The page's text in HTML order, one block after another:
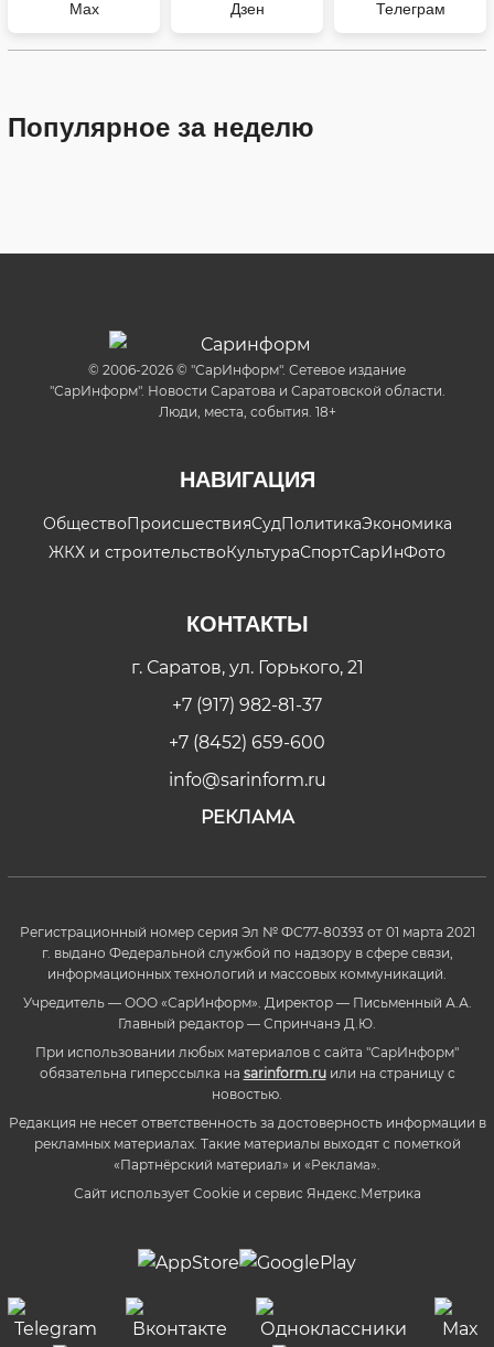
Max Дзен Телеграм
Популярное за неделю
© 2006-2026 © "СарИнформ". Сетевое издание
"СарИнформ". Новости Саратова и Саратовской области.
Люди, места, события. 18+
НАВИГАЦИЯ
ОбществоПроисшествияСудПолитикаЭкономика
ЖКХ и строительствоКультураСпортСарИнФото
КОНТАКТЫ
г. Саратов, ул. Горького, 21
+7 (917) 982-81-37
+7 (8452) 659-600
info@sarinform.ru
РЕКЛАМА
Регистрационный номер серия Эл № ФС77-80393 от 01 марта 2021
г. выдано Федеральной службой по надзору в сфере связи,
информационных технологий и массовых коммуникаций.
Учредитель — ООО «СарИнформ». Директор — Письменный А.А.
Главный редактор — Спринчанэ Д.Ю.
При использовании любых материалов с сайта "СарИнформ"
обязательна гиперссылка на sarinform.ruили на страницу с
новостью.
Редакция не несет ответственность за достоверность информации в
рекламных материалах. Такие материалы выходят с пометкой
«Партнёрский материал» и «Реклама».
Сайт использует Cookie и сервиc Яндекс.Метрика